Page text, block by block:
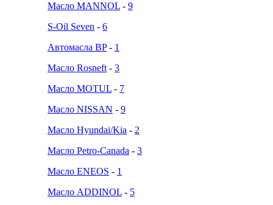
Масло MANNOL - 9
S-Oil Seven - 6
Автомасла BP- 1
Масло Rosneft - 3
Масло MOTUL - 7
Масло NISSAN - 9
Масло Hyundai/Kia - 2
Масло Petro-Canada - 3
Масло ENEOS - 1
Масло ADDINOL - 5